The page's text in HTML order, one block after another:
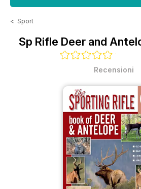
< Sport
Sp Rifle Deer and
Recensioni